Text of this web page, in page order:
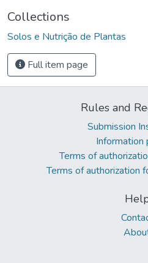
Collections
Solos e Nutrição de Plantas
Full item page
Rules and
Submission
Information
Terms of
Terms of authorization